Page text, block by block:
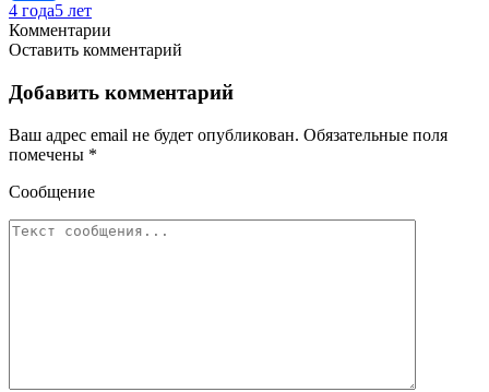
Отправить
4 года5 лет
Комментарии
Оставить комментарий
Добавить комментарий
Ваш адрес email не будет опубликован. Обязательные поля
помечены *
Сообщение